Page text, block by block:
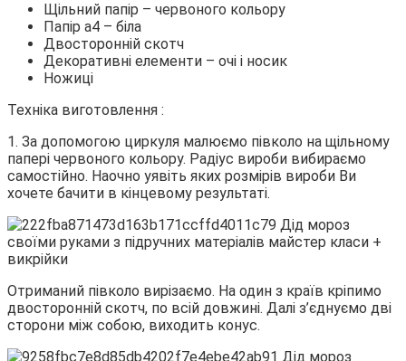
Щільний папір – червоного кольору
Папір а4 – біла
Двосторонній скотч
Декоративні елементи – очі і носик
Ножиці
Техніка виготовлення :
1. За допомогою циркуля малюємо півколо на щільному
папері червоного кольору. Радіус вироби вибираємо
самостійно. Наочно уявіть яких розмірів вироби Ви
хочете бачити в кінцевому результаті.
Отриманий півколо вирізаємо. На один з країв кріпимо
двосторонній скотч, по всій довжині. Далі з’єднуємо дві
сторони між собою, виходить конус.